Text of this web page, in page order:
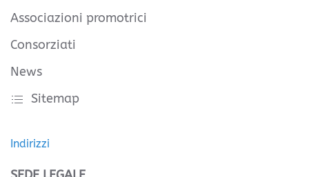
Associazioni promotrici
Consorziati
News
Sitemap
Indirizzi